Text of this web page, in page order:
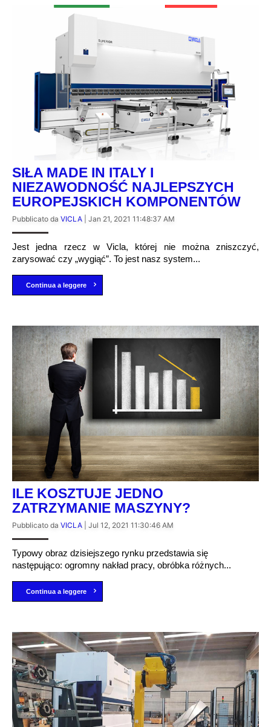
SIŁA MADE IN ITALY I
NIEZAWODNOŚĆ NAJLEPSZYCH
EUROPEJSKICH KOMPONENTÓW
Pubblicato da VICLA Jan 21, 2021 11:48:37 AM
Jest jedna rzecz w Vicla, której nie można zniszczyć,
zarysować czy „wygiąć”. To jest nasz system...
Continua a leggere
ILE KOSZTUJE JEDNO
ZATRZYMANIE MASZYNY?
Pubblicato da VICLA Jul 12, 2021 11:30:46 AM
Typowy obraz dzisiejszego rynku przedstawia się
następująco: ogromny nakład pracy, obróbka różnych...
Continua a leggere